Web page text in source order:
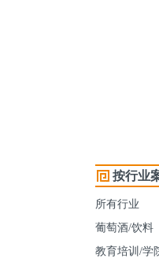
按行业
所有行业
葡萄酒/饮料
教育培训/学